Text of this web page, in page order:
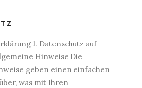
1. Datenschutz auf
Hinweise Die
geben einen einfachen
was mit Ihren